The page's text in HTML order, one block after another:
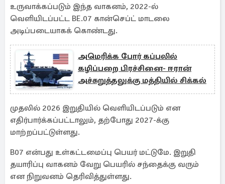
உருவாக்கப்படும் இந்த வாகனம், 2022-ல்
வெளியிடப்பட்ட BE.07 கான்செப்ட் மாடலை
அடிப்படையாகக் கொண்டது.
அமெரிக்க போர் கப்பலில்
கழிப்பறை பிரச்சினை- ஈரான்
அச்சுறுத்தலுக்கு மத்தியில் சிக்கல்
முதலில் 2026 இறுதியில் வெளியிடப்படும் என
எதிர்பார்க்கப்பட்டாலும், தற்போது 2027-க்கு
மாற்றப்பட்டுள்ளது.
B07 என்பது உள்கட்டமைப்பு பெயர் மட்டுமே. இறுதி
தயாரிப்பு வாகனம் வேறு பெயரில் சந்தைக்கு வரும்
என நிறுவனம் தெரிவித்துள்ளது.